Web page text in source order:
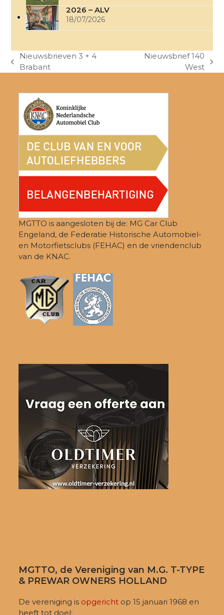
2026 – ALV
18/07/2026
previous
Nieuwsbrieven 3 + 4
Brabant
Nieuwsbrief 140
West
MGTTO is aangesloten bij de: MG Car Club
Engeland, de Federatie Historische Automobiel-
en Motorfietsclubs (FEHAC) en de vriendenclub
van de KNAC.
MGTTO, de Vereniging van M.G. T-TYPE
& PREWAR OWNERS HOLLAND
De vereniging is opgericht op 15 januari 1968 en
heeft tot doel: